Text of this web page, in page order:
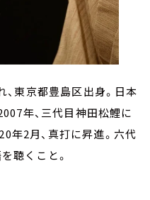
東京都豊島区出身。日本
年、三代目神田松鯉に
年2月、真打に昇進。六代
聴くこと。